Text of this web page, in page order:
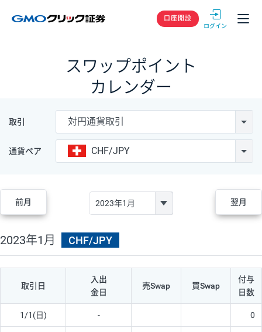
GMOクリック
口座開設
スワップポイント
カレンダー
取引 対円通貨取引
通貨ペア CHF/JPY
前月 翌月
2023年1月 CHF/JPY
取引日
入出
金日
売Swap 買Swap
付与
日数
1/1(日) - 0